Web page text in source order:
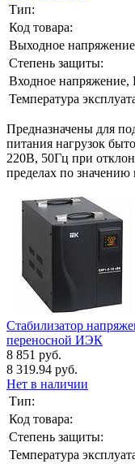
Тип:
Код товара:
Выходное
Степень защиты:
Входное напряжение,
Температура
Предназначены для
питания нагрузок
220В, 50Гц при
пределах по значению
Стабилизатор
переносной ИЭК
8 851 руб.
8 319.94 руб.
Нет в наличии
Тип:
Код товара:
Степень защиты:
Температура